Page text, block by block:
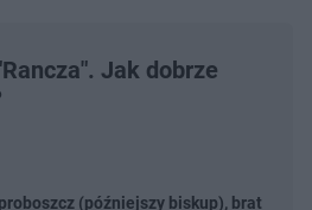
Jak dobrze
(późniejszy biskup), brat